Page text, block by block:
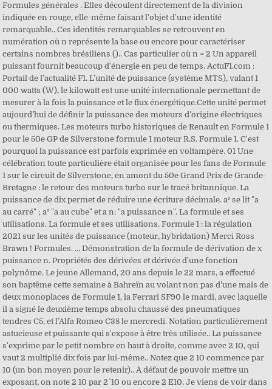
Formules générales . Elles découlent directement de la division
indiquée en rouge, elle-même faisant l'objet d'une identité
remarquable.. Ces identités remarquables se retrouvent en
numération où n représente la base ou encore pour caractériser
certains nombres brésiliens ().. Cas particulier où n = 2 Un appareil
puissant fournit beaucoup d'énergie en peu de temps. ActuF1.com :
Portail de l'actualité F1. L’unité de puissance (système MTS), valant 1
000 watts (W), le kilowatt est une unité internationale permettant de
mesurer à la fois la puissance et le flux énergétique.Cette unité permet
aujourd’hui de définir la puissance des moteurs d’origine électriques
ou thermiques. Les moteurs turbo historiques de Renault en Formule 1
pour le 50e GP de Silverstone formule 1 moteur R.S. Formule 1. C'est
pourquoi la puissance est parfois exprimée en voltampère. 01 Une
célébration toute particulière était organisée pour les fans de Formule
1 sur le circuit de Silverstone, en amont du 50e Grand Prix de Grande-
Bretagne : le retour des moteurs turbo sur le tracé britannique. La
puissance de dix permet de réduire une écriture décimale. a² se lit "a
au carré" ; a³ "a au cube" et a n: "a puissance n". La formule et ses
utilisations. La formule et ses utilisations. Formule 1 : la régulation
2021 sur les unités de puissance (moteur, hybridation) Merci Ross
Brawn ! Formules. ... Démonstration de la formule de dérivation de x
puissance n. Propriétés des dérivées et dérivée d'une fonction
polynôme. Le jeune Allemand, 20 ans depuis le 22 mars, a effectué
son baptême cette semaine à Bahreïn au volant non pas d’une mais de
deux monoplaces de Formule 1, la Ferrari SF90 le mardi, avec laquelle
il a signé le deuxième temps absolu chaussé des pneumatiques
tendres C5, et l’Alfa Romeo C38 le mercredi. Notation particulièrement
astucieuse et puissante qui s'expose à être très utilisée.. La puissance
s'exprime par le petit nombre en haut à droite, comme avec 2 10, qui
vaut 2 multiplié dix fois par lui-même.. Notez que 2 10 commence par
10 (un bon moyen pour le retenir).. À défaut de pouvoir mettre un
exposant, on note 2 10 par 2^10 ou encore 2 E10. Je viens de voir dans